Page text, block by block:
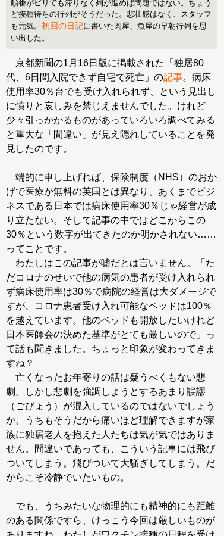
順番がビリでも滞りなく列が進めば問題ではない。ちょう
ど接種待ちの行列がそうだった。悲壮感はなく、スタッフ
も元気。 初回の日記に書いた肉屋、魚屋の早朝行列を思
い出した。
京都新聞の1月16日版に掲載された「独居80
代、6日間入院できず自宅で死亡」の記事。病床
使用率30％台でも受け入れられず、という見出し
に憤りと哀しみを禁じえませんでした。けれど
少々引っかかるものがあっていろいろ調べてみる
と重大な「間違い」が見え隠れしていることを発
見したのです。
端的に申し上げれば、保険制度（NHS）のおか
げで医療が無料の英国とは異なり、あくまでビジ
ネスである日本では病床使用率30％じゃ経営が成
り立たない。そして記事の中ではどこからこの
30％という数字が出てきたのか明かされない……
ってことです。
わたしはこの記事が嘘だとは言いません。「た
だコロナのせいで他の病気の患者が受け入れられ
ず病床使用率は30％で病院の経営は大ダメージで
すが、コロナ患者受け入れ可能なベッドは100％
を越えています。他のベッドも開放したいけれど
日本医師会の決めた基準がとても厳しいので」っ
て話も聞きました。ちょっと印象が変わってきま
すね？
亡くなったお年寄りの話は疑うべくもない悲
劇。しかし悲劇を強調しようとするあまり誤謬
（ごびょう）が混入しているのではないでしょう
か。うちもそうだから痛いほど理解できますが家
族に独居老人を抱えた人たちは気が気ではありま
せん。間違いであっても、こういう記事には飛び
ついてしまう。飛びついて大騒ぎしてしまう。だ
からこそ冷静でいたいもの。
でも、うちみたいな物理的にも精神的にも距離
のある関係ですら、けっこう今回は厳しいものが